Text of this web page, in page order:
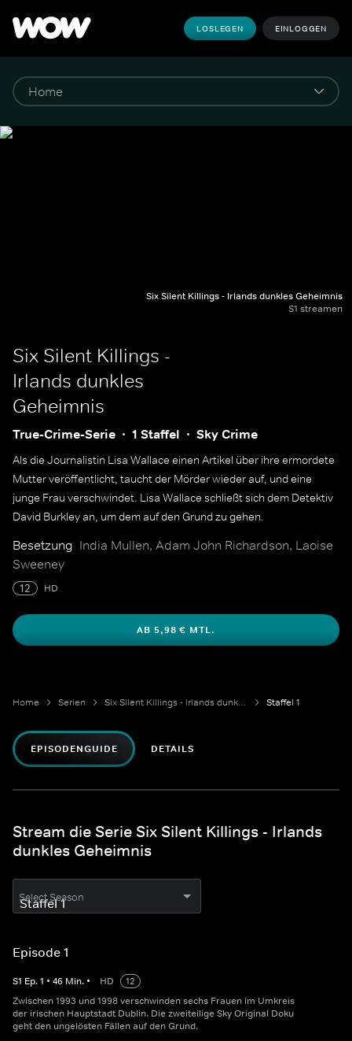
LOSLEGEN EINLOGGEN
Six Silent Killings - Irlands dunkles Geheimnis
S1 streamen
Six Silent Killings -
Irlands dunkles
Geheimnis
True-Crime-Serie 1 Staffel Sky Crime
Als die Journalistin Lisa Wallace einen Artikel über ihre ermordete
Mutter veröffentlicht, taucht der Mörder wieder auf, und eine
junge Frau verschwindet. Lisa Wallace schließt sich dem Detektiv
David Burkley an, um dem auf den Grund zu gehen.
Besetzung India Mullen, Adam John Richardson, Laoise
Sweeney
12 HD
AB 5,98 € MTL.
Home Serien Six Silent Killings - Irlands dunkles Geheimnis Staffel 1
EPISODENGUIDE DETAILS
Stream die Serie Six Silent Killings - Irlands
dunkles Geheimnis
Select Season
Episode 1
S1 Ep.1 • 46 Min. • HD
12
Zwischen 1993 und 1998 verschwinden sechs Frauen im Umkreis
der irischen Hauptstadt Dublin. Die zweiteilige Sky Original Doku
geht den ungelösten Fällen auf den Grund.